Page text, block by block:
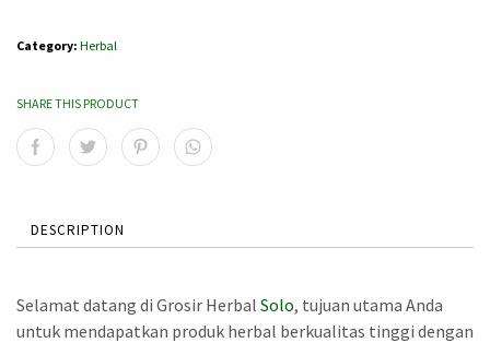
Category: Herbal
SHARE THIS PRODUCT
DESCRIPTION
Selamat datang di Grosir Herbal Solo, tujuan utama Anda
untuk mendapatkan produk herbal berkualitas tinggi dengan